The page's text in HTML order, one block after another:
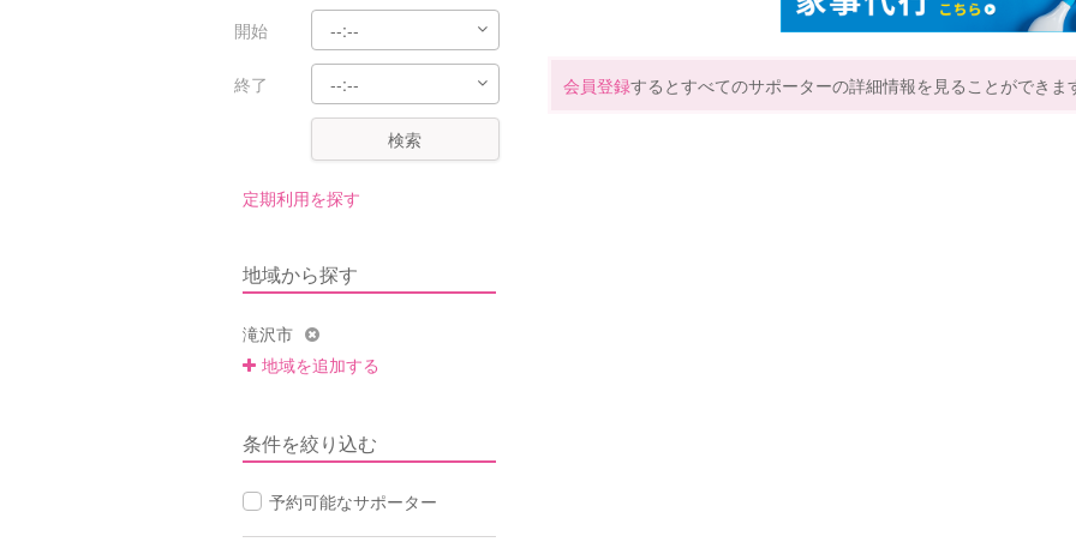
開始
終了
検索
定期利用を探す
地域から探す
滝沢市
地域を追加する
条件を絞り込む
予約可能なサポーター
会員登録するとすべてのサポーターの詳細情報を見ることができま